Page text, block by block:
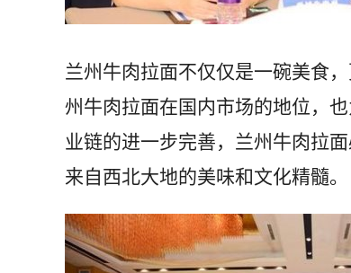
兰州牛肉拉面不仅仅是一碗美食
州牛肉拉面在国内市场的地位，
业链的进一步完善，兰州牛肉拉
来自西北大地的美味和文化精髓。